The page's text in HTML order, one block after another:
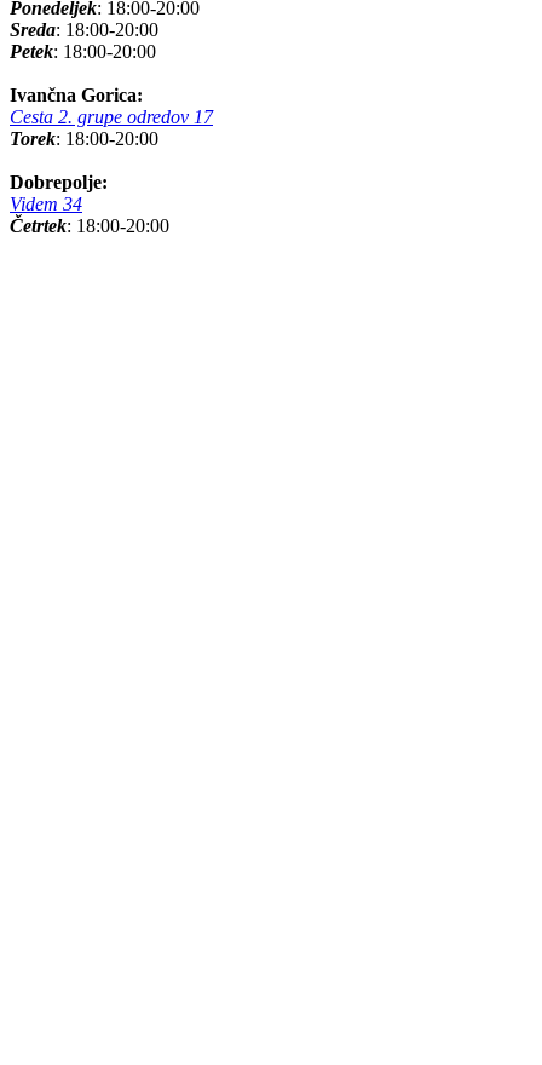
Ponedeljek: 18:00-20:00
Sreda: 18:00-20:00
Petek: 18:00-20:00
Ivančna Gorica:
Cesta 2. grupe odredov 17
Torek: 18:00-20:00
Dobrepolje:
Videm 34
Četrtek: 18:00-20:00